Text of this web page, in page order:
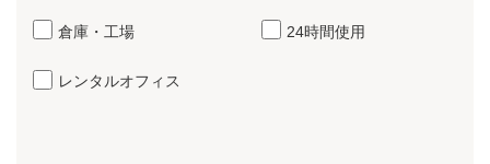
倉庫・工場
レンタルオフィス
24時間使用